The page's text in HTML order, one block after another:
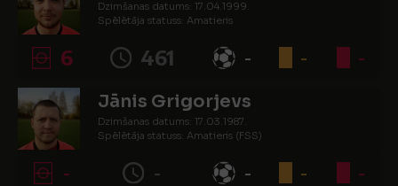
Dzimšanas datums: 17.04.1999.
Spēlētāja statuss: Amatieris
6 461 - - -
Jānis Grigorjevs
Dzimšanas datums: 17.03.1987.
Spēlētāja statuss: Amatieris (FSS)
- - - - -